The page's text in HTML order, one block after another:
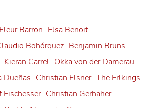
at the
in Innsbruck
Grassauer in
at the
at
Castle
Fleur Barron Elsa Benoit
Bohórquez Benjamin Bruns
Kieran Carrel Okka von der Damerau
Dueñas Christian Elsner The Erlkings
Fischesser Christian Gerhaher